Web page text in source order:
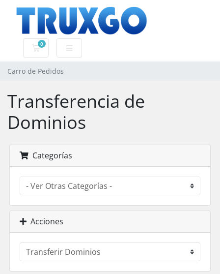
0
Carro de Pedidos
Carro de Pedidos
Transferencia de
Dominios
Categorías
Acciones